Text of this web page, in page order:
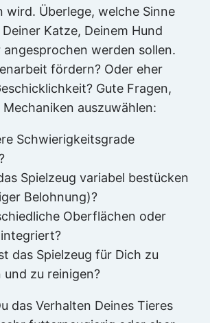
wird. Überlege, welche Sinne
Katze, Deinem Hund
angesprochen werden sollen.
fördern? Oder eher
Gute Fragen,
Mechaniken auszuwählen:
Schwierigkeitsgrade
Spielzeug variabel bestücken
Belohnung)?
Oberflächen oder
das Spielzeug für Dich zu
und zu reinigen?
das Verhalten Deines Tieres